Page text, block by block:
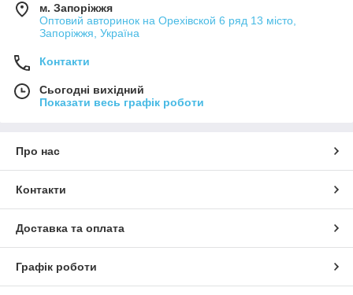
м. Запоріжжя
Оптовий авторинок на Орехівской 6 ряд 13 місто,
Запоріжжя, Україна
Контакти
Сьогодні вихідний
Показати весь графік роботи
Про нас
Контакти
Доставка та оплата
Графік роботи